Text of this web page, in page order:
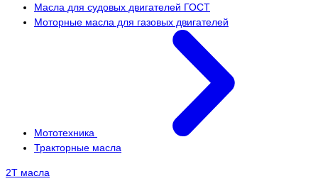
Масла для судовых двигателей ГОСТ
Моторные масла для газовых двигателей
Мототехника
Тракторные масла
2Т масла